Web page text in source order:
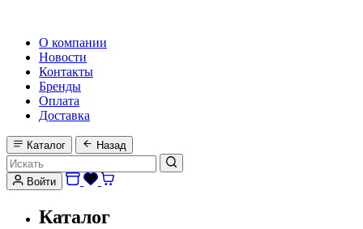
О компании
Новости
Контакты
Бренды
Оплата
Доставка
Каталог Назад
Войти
Каталог